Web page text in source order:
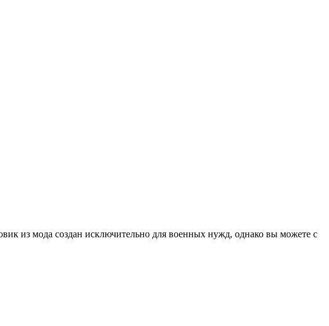
из мода создан исключительно для военных нужд, однако вы можете с